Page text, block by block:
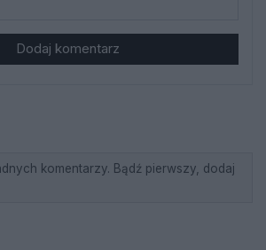
Dodaj komentarz
komentarzy. Bądź pierwszy, dodaj